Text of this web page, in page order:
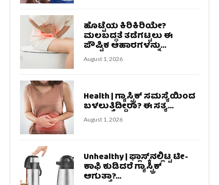
ಹೊಟ್ಟೆಯ ಕಿರಿಕಿರಿಯೇ?
ಮಲಬದ್ಧತೆ ತಡೆಗಟ್ಟಲು ಈ
ಪೌಷ್ಟಿಕ ಆಹಾರಗಳನ್ನು...
August 1, 2026
Health | ಗ್ಯಾಸ್ಟ್ರಿಕ್ ಸಮಸ್ಯೆಯಿಂದ
ಬಳಲುತ್ತಿದ್ದೀರಾ? ಈ ಸತ್ಯ...
August 1, 2026
Unhealthy | ಫ್ಲಾಸ್ಕ್‌ನಲ್ಲಿಟ್ಟ ಟೀ-
ಕಾಫಿ ಕುಡಿದರೆ ಗ್ಯಾಸ್ಟ್ರಿಕ್
ಆಗುತ್ತಾ?...